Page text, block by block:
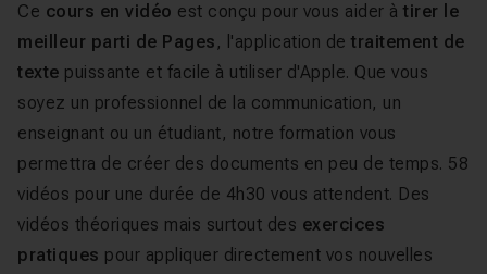
Ce cours en vidéo est conçu pour vous aider à tirer le
meilleur parti de Pages , l'application de traitement de
texte puissante et facile à utiliser d'Apple. Que vous
soyez un professionnel de la communication, un
enseignant ou un étudiant, notre formation vous
permettra de créer des documents en peu de temps. 58
vidéos pour une durée de 4h30 vous attendent. Des
vidéos théoriques mais surtout des exercices
pratiques pour appliquer directement vos nouvelles